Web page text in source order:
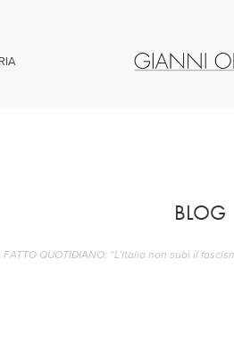
BLOG
FATTO QUOTIDIANO: “L’Italia non subì il